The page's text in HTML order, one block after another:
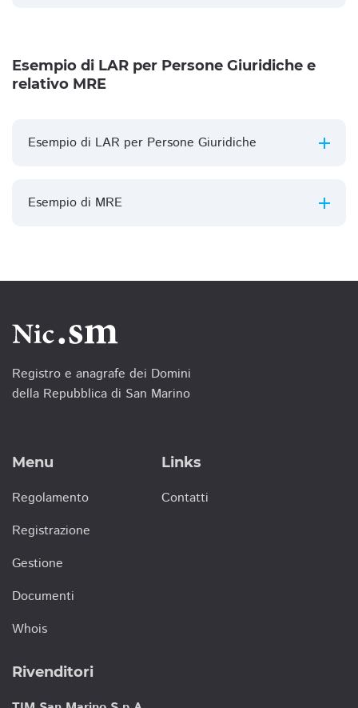
Esempio di LAR per Persone Giuridiche e
relativo MRE
Esempio di LAR per Persone Giuridiche
Esempio di MRE
Registro e anagrafe dei Domini
della Repubblica di San Marino
Menu
Regolamento
Registrazione
Gestione
Documenti
Whois
Links
Contatti
Rivenditori